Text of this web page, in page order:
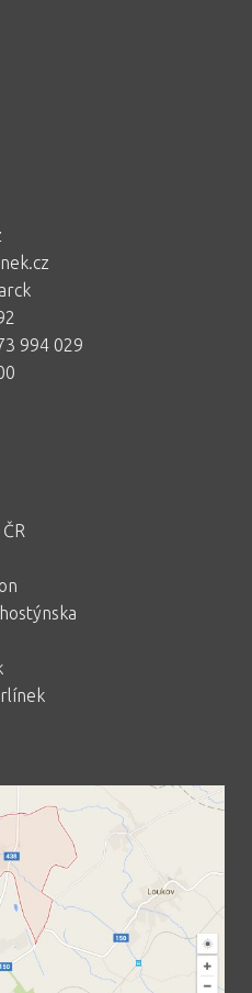
994 029